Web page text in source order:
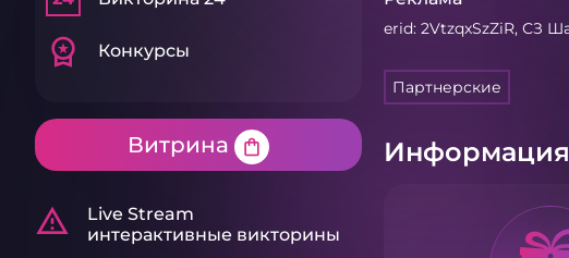
workspace_premium Конкурсы
Витрина shopping_bag
warning_amber
Live Stream
интерактивные викторины
erid: 2VtzqxSzZiR, СЗ
Партнерские